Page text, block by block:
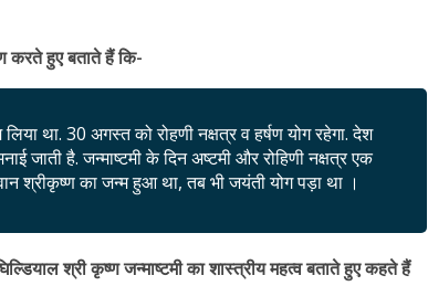
करते हुए बताते हैं कि-
था. 30 अगस्त को रोहणी नक्षत्र व हर्षण योग रहेगा. देश
जाती है. जन्माष्टमी के दिन अष्टमी और रोहिणी नक्षत्र एक
श्रीकृष्ण का जन्म हुआ था, तब भी जयंती योग पड़ा था ।
श्री कृष्ण जन्माष्टमी का शास्त्रीय महत्व बताते हुए कहते हैं